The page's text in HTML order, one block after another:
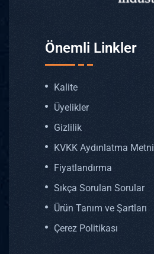
Önemli Linkler
Kalite
Üyelikler
Gizlilik
KVKK Aydınlatma Metni
Fiyatlandırma
Sıkça Sorulan Sorular
Ürün Tanım ve Şartları
Çerez Politikası